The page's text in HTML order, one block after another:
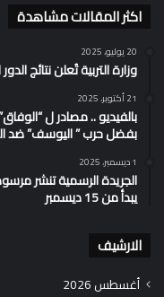
اكثر المقالات مشاهدة
20 يوليو، 2025
وزارة التربية تُعلن نتائج
21 أكتوبر، 2025
بالفيديو .. مصادر ل
بفضل حرب ” اليوسف” ضد
1 ديسمبر، 2025
الجريدة الرسمية تنشر
يبدأ من 15 ديسمبر
الارشيف
أغسطس 2026